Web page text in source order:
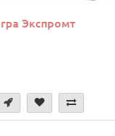
Экспромт